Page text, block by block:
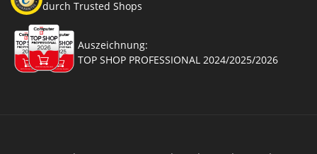
durch Trusted Shops
Auszeichnung:
TOP SHOP PROFESSIONAL 2024/2025/2026